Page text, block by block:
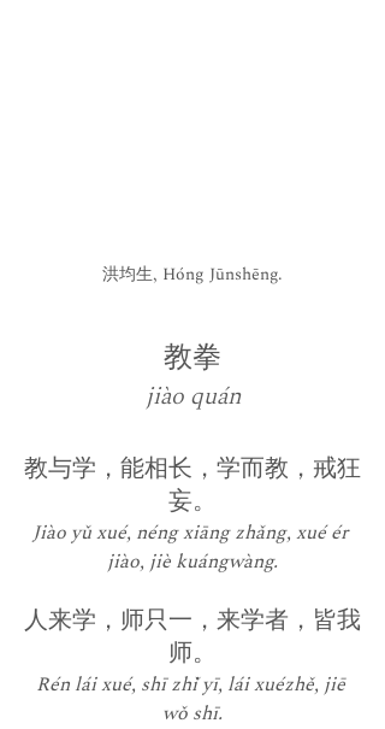
洪均生, Hóng Jūnshēng.
教拳
jiào quán
教与学，能相长，学而教，戒狂
妄。
Jiào yǔ xué, néng xiāng zhǎng, xué ér
jiào, jiè kuángwàng.
人来学，师只一，来学者，皆我
师。
Rén lái xué, shī zhǐ yī, lái xuézhě, jiē
wǒ shī.